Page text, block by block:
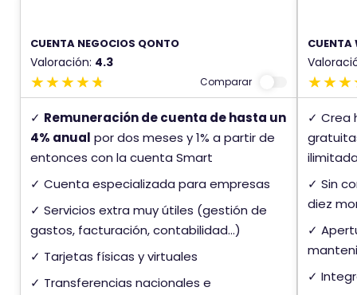
CUENTA NEGOCIOS QONTO
Valoración: 4.3
Comparar
✓ Remuneración de cuenta de hasta un
4% anual por dos meses y 1% a partir de
entonces con la cuenta Smart
✓ Cuenta especializada para empresas
✓ Servicios extra muy útiles (gestión de
gastos, facturación, contabilidad...)
✓ Tarjetas físicas y virtuales
✓ Transferencias nacionales e
CUENTA
✓ Crea
✓ Sin
diez
✓
✓